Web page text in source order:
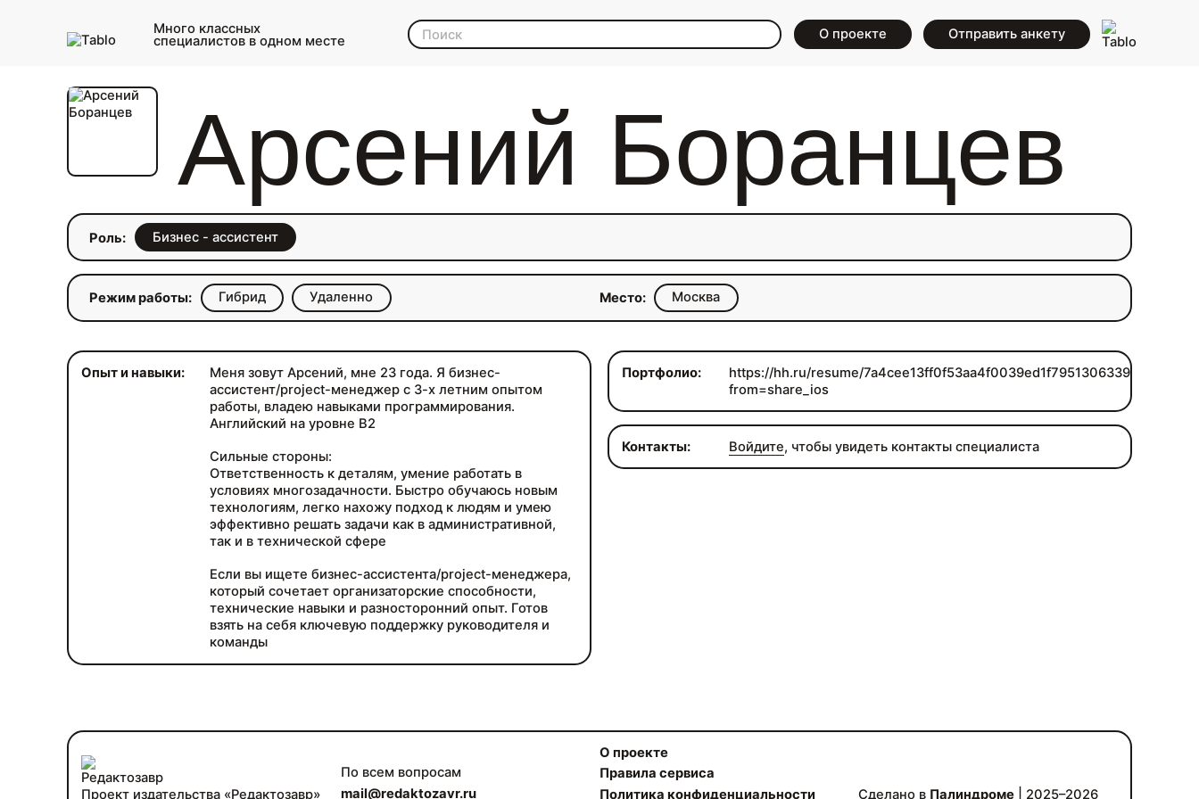
Много классных
специалистов в одном месте О проекте Отправить анкету
Арсений Боранцев
Роль: Бизнес - ассистент
Режим работы: Гибрид Удаленно Место: Москва
Опыт и навыки:
Меня зовут Арсений, мне 23 года. Я бизнес-
ассистент/project-менеджер с 3-х летним опытом
работы, владею навыками программирования.
Английский на уровне B2
Сильные стороны:
Ответственность к деталям, умение работать в
условиях многозадачности. Быстро обучаюсь новым
технологиям, легко нахожу подход к людям и умею
эффективно решать задачи как в административной,
так и в технической сфере
Если вы ищете бизнес-ассистента/project-менеджера,
который сочетает организаторские способности,
технические навыки и разносторонний опыт. Готов
взять на себя ключевую поддержку руководителя и
команды
Портфолио:
https://hh.ru/resume/7a4cee13ff0f53aa4f0039ed1f79513063394c?
from=share_ios
Контакты: Войдите, чтобы увидеть контакты специалиста
Проект издательства «Редактозавр»
По всем вопросам
mail@redaktozavr.ru
О проекте
Правила сервиса
Политика конфиденциальности
Сделано в Палиндроме | 2025–2026